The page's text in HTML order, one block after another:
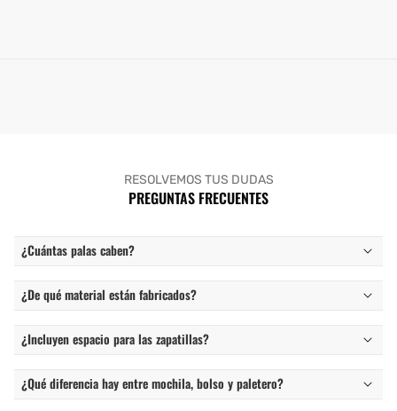
RESOLVEMOS TUS DUDAS
PREGUNTAS FRECUENTES
¿Cuántas palas caben?
¿De qué material están fabricados?
¿Incluyen espacio para las zapatillas?
¿Qué diferencia hay entre mochila, bolso y paletero?